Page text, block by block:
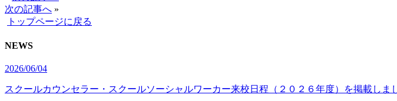
次の記事へ »
トップページに戻る
NEWS
2026/06/04
スクールカウンセラー・スクールソーシャルワーカー来校日程（２０２６年度）を掲載しま